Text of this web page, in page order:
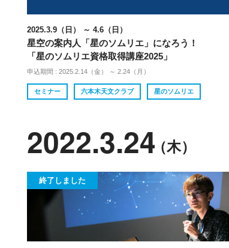
2025.3.9（日） ～ 4.6（日）
星空の案内人「星のソムリエ」になろう！
「星のソムリエ資格取得講座2025」
申込期間 : 2025.2.14（金） ～ 2.24（月）
セミナー 六本木天文クラブ 星のソムリエ
2022.3.24（木）
終了しました